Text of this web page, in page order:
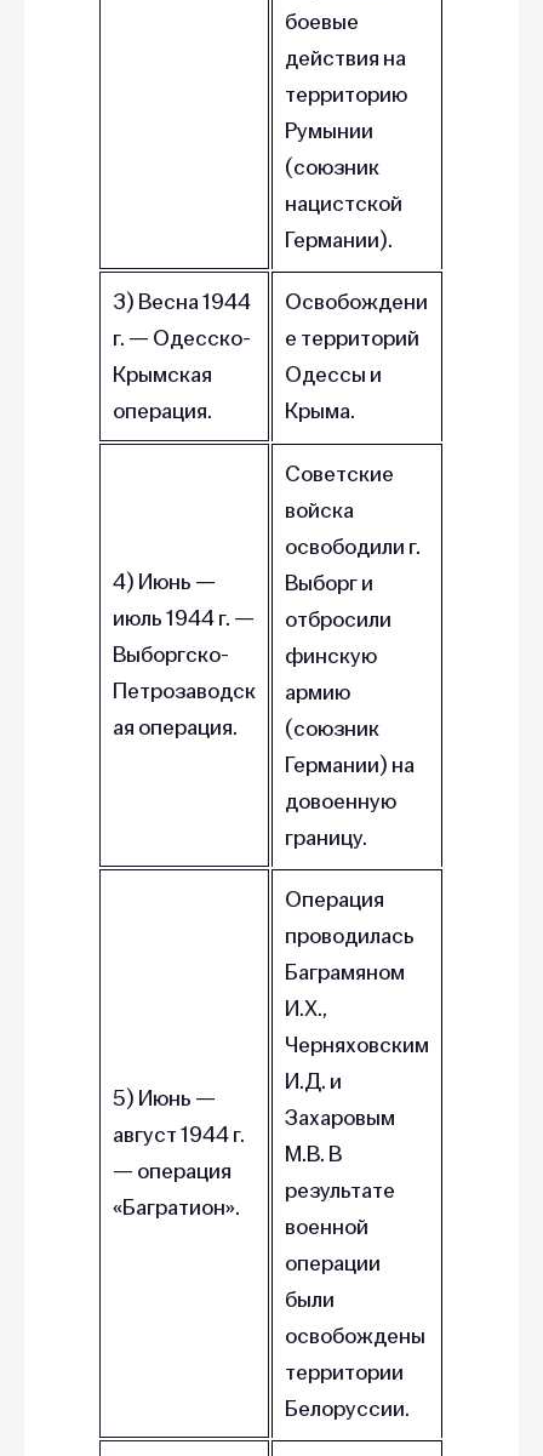
боевые
действия на
территорию
Румынии
(союзник
нацистской
Германии).
3) Весна 1944
г. — Одесско-
Крымская
операция.
Освобождени
е территорий
Одессы и
Крыма.
4) Июнь —
июль 1944 г. —
Выборгско-
Петрозаводск
ая операция.
Советские
войска
освободили г.
Выборг и
отбросили
финскую
армию
(союзник
Германии) на
довоенную
границу.
5) Июнь —
август 1944 г.
— операция
«Багратион».
Операция
проводилась
Баграмяном
И.Х.,
Черняховским
И.Д. и
Захаровым
М.В. В
результате
военной
операции
были
освобождены
территории
Белоруссии.